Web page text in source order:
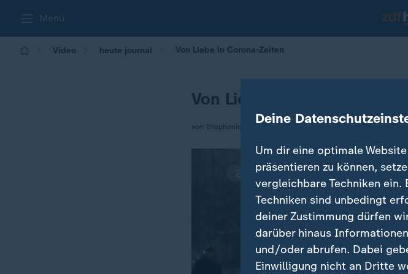
Menü
Video heute journal Von Liebe in Corona-Zeiten
Von Liebe in Corona-Zeiten
von Stephanie Gargosch / Noelia Sanchez
Deine
Um dir eine optimale
präsentieren zu können,
vergleichbare Techniken ein.
Techniken sind unbedingt
deiner Zustimmung dürfen
darüber hinaus
und/oder abrufen. Dabei
Einwilligung nicht an Dritte